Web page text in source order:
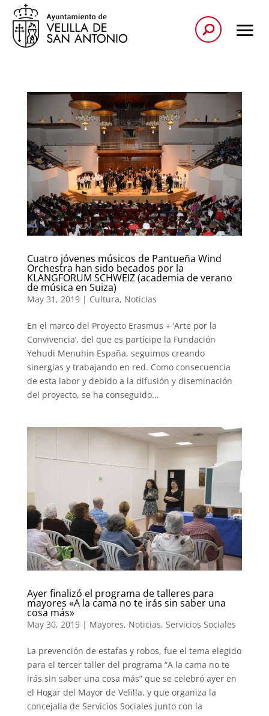
Cuatro jóvenes músicos de Pantueña Wind
Orchestra han sido becados por la
KLANGFORUM SCHWEIZ (academia de verano
de música en Suiza)
May 31, 2019| Cultura, Noticias
En el marco del Proyecto Erasmus + ‘Arte por la
Convivencia’, del que es partícipe la Fundación
Yehudi Menuhin España, seguimos creando
sinergias y trabajando en red. Como consecuencia
de esta labor y debido a la difusión y diseminación
del proyecto, se ha conseguido...
Ayer finalizó el programa de talleres para
mayores «A la cama no te irás sin saber una
cosa más»
May 30, 2019| Mayores, Noticias, Servicios Sociales
La prevención de estafas y robos, fue el tema elegido
para el tercer taller del programa “A la cama no te
irás sin saber una cosa más” que se celebró ayer en
el Hogar del Mayor de Velilla, y que organiza la
concejalía de Servicios Sociales junto con la